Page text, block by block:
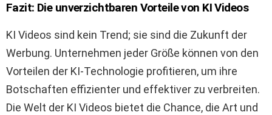
Fazit: Die unverzichtbaren Vorteile von KI Videos
KI Videos sind kein Trend; sie sind die Zukunft der
Werbung. Unternehmen jeder Größe können von den
Vorteilen der KI-Technologie profitieren, um ihre
Botschaften effizienter und effektiver zu verbreiten.
Die Welt der KI Videos bietet die Chance, die Art und